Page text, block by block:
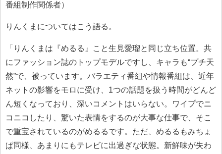
番組制作関係者）
りんくまについてはこう語る。
「りんくまは『めるる』こと生見愛瑠と同じ立ち位置。共
にファッション誌のトップモデルですし、キャラも“プチ天
然”で、被っています。バラエティ番組や情報番組は、近年
ネットの影響をモロに受け、1つの話題を扱う時間がどんど
ん短くなっており、深いコメントはいらない。ワイプでニ
コニコしたり、驚いた表情をするのが大事な仕事で、そこ
で重宝されているのがめるるです。ただ、めるるもみちょ
ぱ同様、あまりにもテレビに出過ぎな状態。新鮮味が失わ